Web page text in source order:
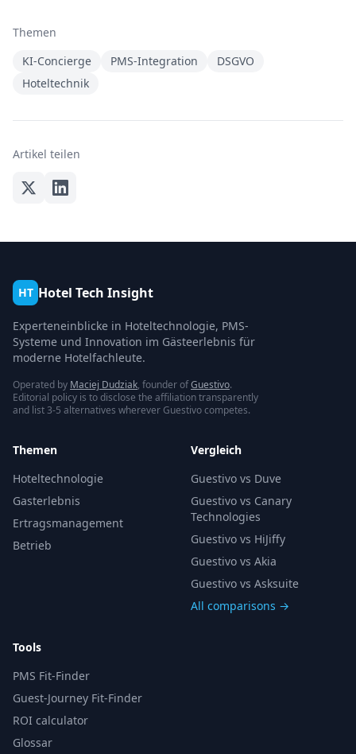
Themen
KI-Concierge
PMS-Integration
DSGVO
Hoteltechnik
Artikel teilen
HT Hotel Tech Insight
Experteneinblicke in Hoteltechnologie, PMS-
Systeme und Innovation im Gästeerlebnis für
moderne Hotelfachleute.
Operated by Maciej Dudziak, founder ofGuestivo.
Editorial policy is to disclose the affiliation transparently
and list 3-5 alternatives wherever Guestivo competes.
Themen
Hoteltechnologie
Gasterlebnis
Ertragsmanagement
Betrieb
Vergleich
Guestivo vs Duve
Guestivo vs Canary
Technologies
Guestivo vs HiJiffy
Guestivo vs Akia
Guestivo vs Asksuite
All comparisons →
Tools
PMS Fit-Finder
Guest-Journey Fit-Finder
ROI calculator
Glossar